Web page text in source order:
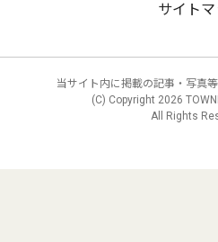
サイト
当サイト内に掲載の記事・写真
(C) Copyright 2026
All Rights